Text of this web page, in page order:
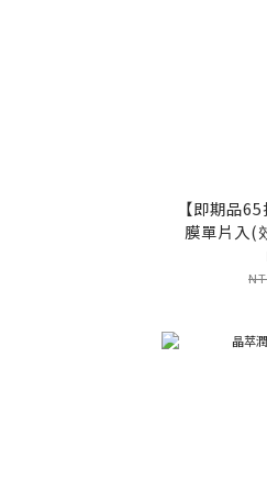
【即期品
膜單片入(